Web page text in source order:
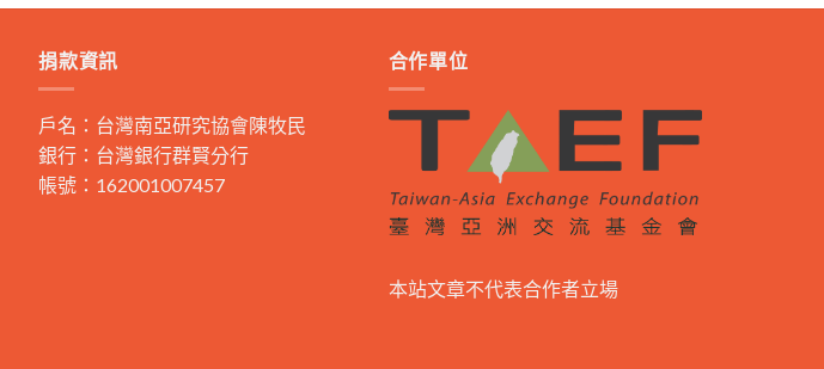
捐款資訊
戶名：台灣南亞研究協會陳牧民
銀行：台灣銀行群賢分行
帳號：162001007457
合作單位
本站文章不代表合作者立場